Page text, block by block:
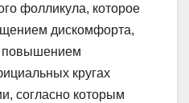
фолликула, которое
дискомфорта,
повышением
кругах
согласно которым